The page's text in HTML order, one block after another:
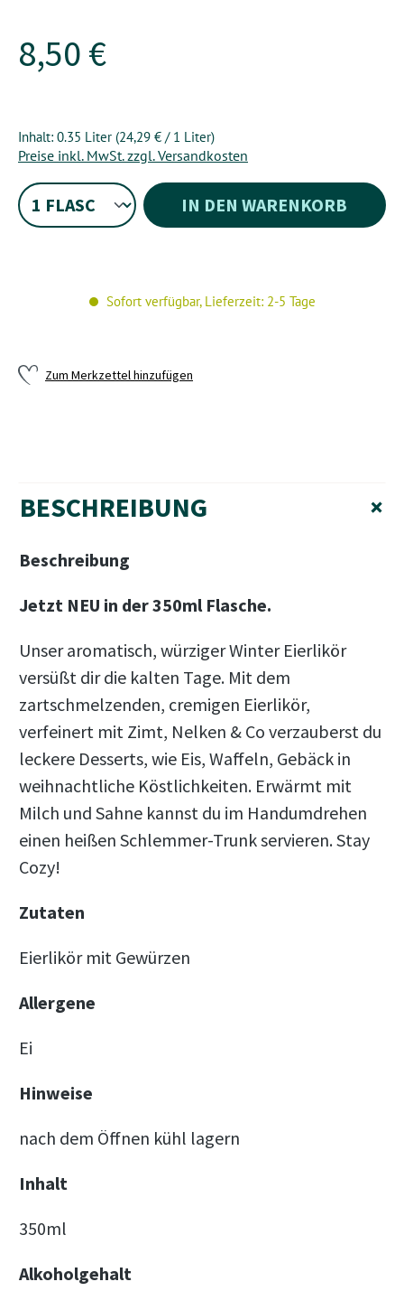
8,50 €
Inhalt: 0.35 Liter (24,29 € / 1 Liter)
Preise inkl. MwSt. zzgl. Versandkosten
IN DEN WARENKORB
Sofort verfügbar, Lieferzeit: 2-5 Tage
Zum Merkzettel hinzufügen
BESCHREIBUNG +
Beschreibung
Jetzt NEU in der 350ml Flasche.
Unser aromatisch, würziger Winter Eierlikör
versüßt dir die kalten Tage. Mit dem
zartschmelzenden, cremigen Eierlikör,
verfeinert mit Zimt, Nelken & Co verzauberst du
leckere Desserts, wie Eis, Waffeln, Gebäck in
weihnachtliche Köstlichkeiten. Erwärmt mit
Milch und Sahne kannst du im Handumdrehen
einen heißen Schlemmer-Trunk servieren. Stay
Cozy!
Zutaten
Eierlikör mit Gewürzen
Allergene
Ei
Hinweise
nach dem Öffnen kühl lagern
Inhalt
350ml
Alkoholgehalt